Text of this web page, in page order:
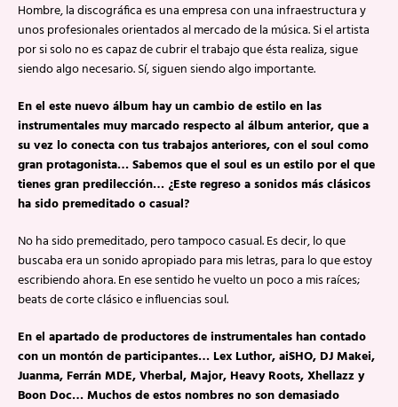
Hombre, la discográfica es una empresa con una infraestructura y
unos profesionales orientados al mercado de la música. Si el artista
por si solo no es capaz de cubrir el trabajo que ésta realiza, sigue
siendo algo necesario. Sí, siguen siendo algo importante.
En el este nuevo álbum hay un cambio de estilo en las
instrumentales muy marcado respecto al álbum anterior, que a
su vez lo conecta con tus trabajos anteriores, con el soul como
gran protagonista… Sabemos que el soul es un estilo por el que
tienes gran predilección… ¿Este regreso a sonidos más clásicos
ha sido premeditado o casual?
No ha sido premeditado, pero tampoco casual. Es decir, lo que
buscaba era un sonido apropiado para mis letras, para lo que estoy
escribiendo ahora. En ese sentido he vuelto un poco a mis raíces;
beats de corte clásico e influencias soul.
En el apartado de productores de instrumentales han contado
con un montón de participantes… Lex Luthor, aiSHO, DJ Makei,
Juanma, Ferrán MDE, Vherbal, Major, Heavy Roots, Xhellazz y
Boon Doc… Muchos de estos nombres no son demasiado